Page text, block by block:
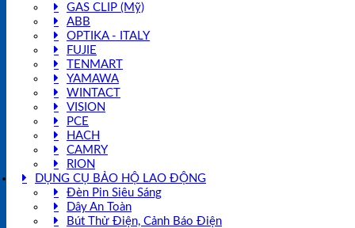
GAS CLIP (Mỹ)
ABB
OPTIKA - ITALY
FUJIE
TENMART
YAMAWA
WINTACT
VISION
PCE
HACH
CAMRY
RION
DỤNG CỤ BẢO HỘ LAO ĐỘNG
Đèn Pin Siêu Sáng
Dây An Toàn
Bút Thử Điện, Cảnh Báo Điện